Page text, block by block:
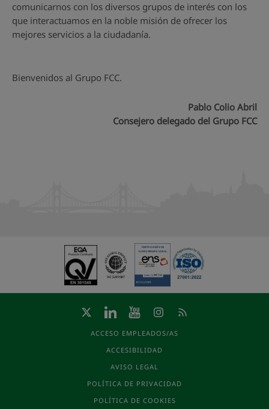
comunicarnos con los diversos grupos de interés con los
que interactuamos en la noble misión de ofrecer los
mejores servicios a la ciudadanía.
Bienvenidos al Grupo FCC.
Pablo Colio Abril
Consejero delegado del Grupo FCC
ACCESO EMPLEADOS/AS
ACCESIBILIDAD
AVISO LEGAL
POLÍTICA DE PRIVACIDAD
POLÍTICA DE COOKIES